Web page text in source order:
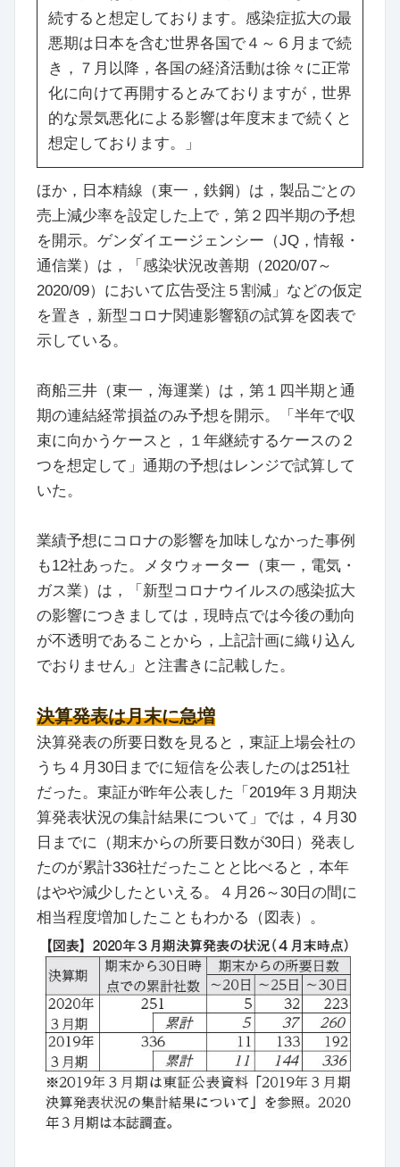
続すると想定しております。感染症拡大の最
悪期は日本を含む世界各国で４～６月まで続
き，７月以降，各国の経済活動は徐々に正常
化に向けて再開するとみておりますが，世界
的な景気悪化による影響は年度末まで続くと
想定しております。」
ほか，日本精線（東一，鉄鋼）は，製品ごとの
売上減少率を設定した上で，第２四半期の予想
を開示。ゲンダイエージェンシー（JQ，情報・
通信業）は，「感染状況改善期（2020/07～
2020/09）において広告受注５割減」などの仮定
を置き，新型コロナ関連影響額の試算を図表で
示している。
商船三井（東一，海運業）は，第１四半期と通
期の連結経常損益のみ予想を開示。「半年で収
束に向かうケースと，１年継続するケースの２
つを想定して」通期の予想はレンジで試算して
いた。
業績予想にコロナの影響を加味しなかった事例
も12社あった。メタウォーター（東一，電気・
ガス業）は，「新型コロナウイルスの感染拡大
の影響につきましては，現時点では今後の動向
が不透明であることから，上記計画に織り込ん
でおりません」と注書きに記載した。
決算発表は月末に急増
決算発表の所要日数を見ると，東証上場会社の
うち４月30日までに短信を公表したのは251社
だった。東証が昨年公表した「2019年３月期決
算発表状況の集計結果について」では，４月30
日までに（期末からの所要日数が30日）発表し
たのが累計336社だったことと比べると，本年
はやや減少したといえる。４月26～30日の間に
相当程度増加したこともわかる（図表）。